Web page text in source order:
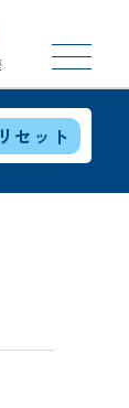
リセット